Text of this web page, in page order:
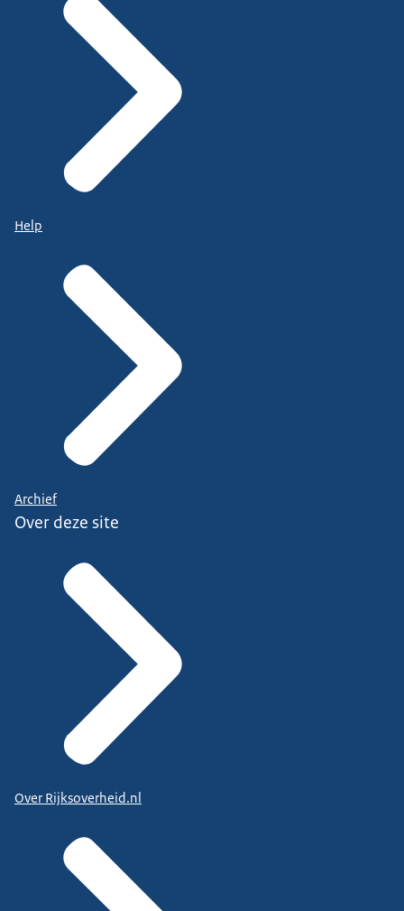
Help
Archief
Over deze site
Over Rijksoverheid.nl